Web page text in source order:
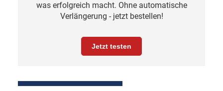
was erfolgreich macht. Ohne automatische
Verlängerung - jetzt bestellen!
Jetzt testen